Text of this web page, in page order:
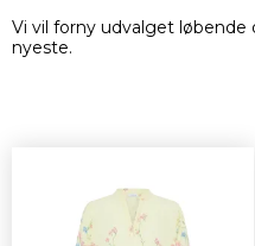
Vi vil forny udvalget
nyeste.